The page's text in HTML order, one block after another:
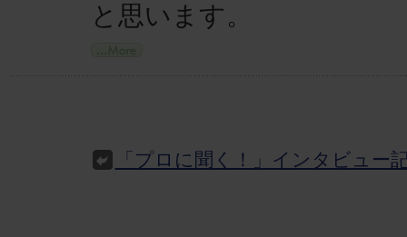
と思います。
「プロに聞く！」インタビュー